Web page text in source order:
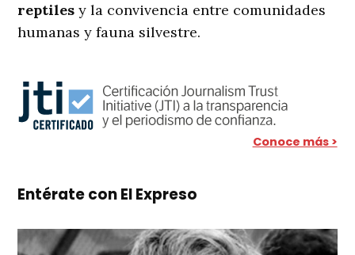
reptiles y la convivencia entre comunidades
humanas y fauna silvestre.
Conoce más >
Entérate con El Expreso